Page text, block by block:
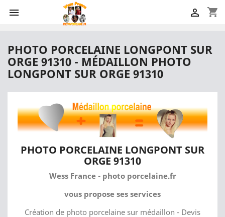
 shopping_cart

PHOTO PORCELAINE LONGPONT SUR
ORGE 91310 - MÉDAILLON PHOTO
LONGPONT SUR ORGE 91310
PHOTO PORCELAINE LONGPONT SUR
ORGE 91310
Wess France - photo porcelaine.fr
vous propose ses services
Création de photo porcelaine sur médaillon - Devis